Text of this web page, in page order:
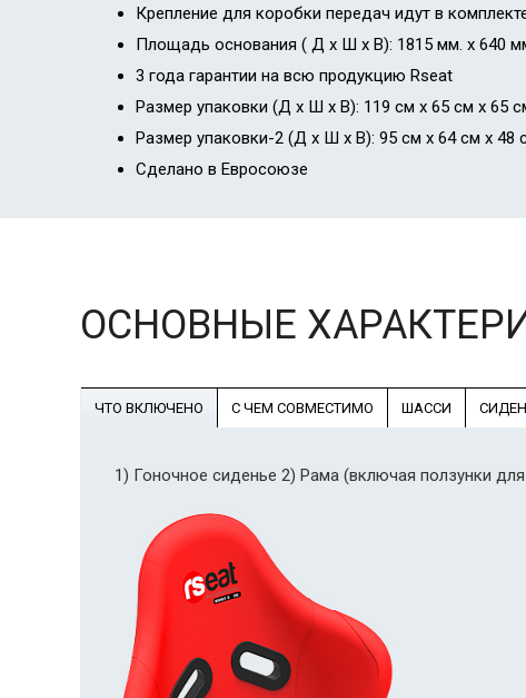
Крепление для коробки передач идут в
Площадь основания ( Д х Ш х В): 1815 мм. х 640
3 года гарантии на всю продукцию Rseat
Размер упаковки (Д х Ш х В): 119 см х 65 см x 65
Размер упаковки-2 (Д х Ш х В): 95 см х 64 см х 48
Сделано в Евросоюзе
ОСНОВНЫЕ
ЧТО ВКЛЮЧЕНО С ЧЕМ СОВМЕСТИМО ШАССИ
1) Гоночное сиденье 2) Рама (включая ползунки